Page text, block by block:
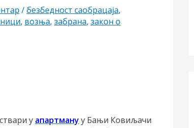
/безбедност саобрацаја,
, возња, забрана, закон о
у апартману у Бањи Ковиљачи